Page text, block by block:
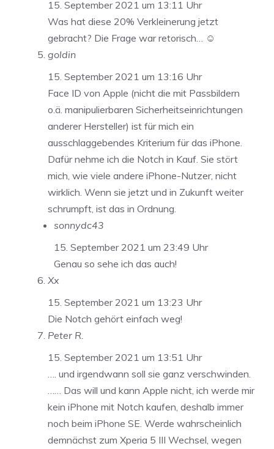
15. September 2021 um 13:11 Uhr
Was hat diese 20% Verkleinerung jetzt
gebracht? Die Frage war retorisch… ☺️
goldin
15. September 2021 um 13:16 Uhr
Face ID von Apple (nicht die mit Passbildern
o.ä. manipulierbaren Sicherheitseinrichtungen
anderer Hersteller) ist für mich ein
ausschlaggebendes Kriterium für das iPhone.
Dafür nehme ich die Notch in Kauf. Sie stört
mich, wie viele andere iPhone-Nutzer, nicht
wirklich. Wenn sie jetzt und in Zukunft weiter
schrumpft, ist das in Ordnung.
sonnydc43
15. September 2021 um 23:49 Uhr
Genau so sehe ich das auch!
Xx
15. September 2021 um 13:23 Uhr
Die Notch gehört einfach weg!
Peter R.
15. September 2021 um 13:51 Uhr
…. und irgendwann soll sie ganz verschwinden.
…… Das will und kann Apple nicht, ich werde mir
kein iPhone mit Notch kaufen, deshalb immer
noch beim iPhone SE. Werde wahrscheinlich
demnächst zum Xperia 5 III Wechsel, wegen